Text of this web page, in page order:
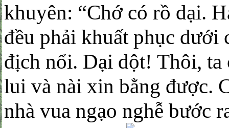
khuyên: “Chớ có rồ dại.
đều phải khuất phục dưới
địch nổi. Dại dột! Thôi,
lui và nài xin bằng được.
nhà vua ngạo nghễ bước